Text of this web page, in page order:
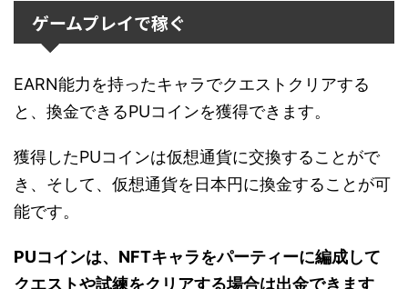
ゲームプレイで稼ぐ
EARN能力を持ったキャラでクエストクリアする
と、換金できるPUコインを獲得できます。
獲得したPUコインは仮想通貨に交換することがで
き、そして、仮想通貨を日本円に換金することが可
能です。
PUコインは、NFTキャラをパーティーに編成して
クエストや試練をクリアする場合は出金できます